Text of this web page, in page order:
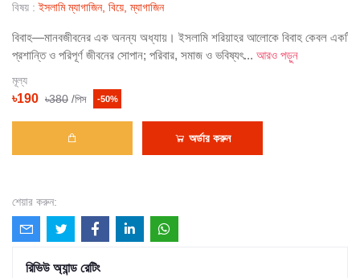
বিষয় : ইসলামি ম্যাগাজিন, বিয়ে, ম্যাগাজিন
বিবাহ—মানবজীবনের এক অনন্য অধ্যায়। ইসলামি শরিয়াহর আলোকে বিবাহ কেবল একটি
প্রশান্তি ও পরিপূর্ণ জীবনের সোপান; পরিবার, সমাজ ও ভবিষ্যৎ... আরও পড়ুন
মূল্য
৳190 ৳380 /পিস -50%
অর্ডার করুন
শেয়ার করুন:
রিভিউ অ্যান্ড রেটিং